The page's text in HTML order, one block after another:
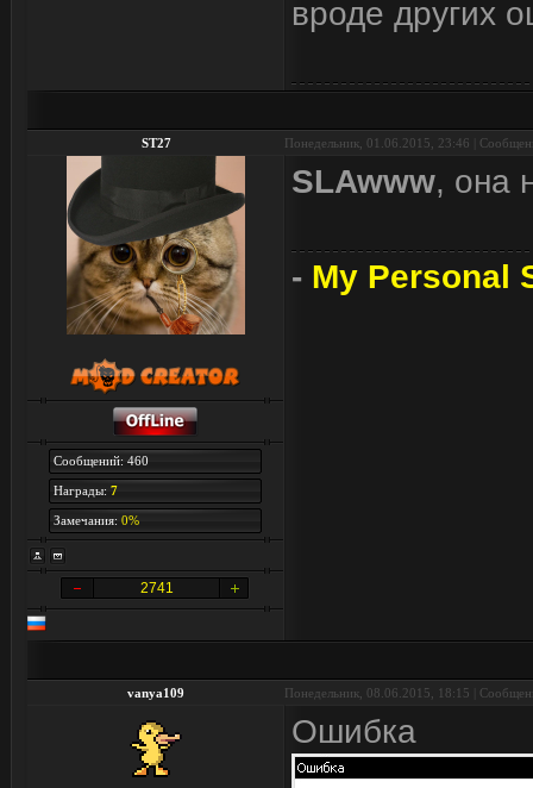
вроде других
ST27 Понедельник, 01.06.2015, 23:46 |
Сообщений: 460
Награды: 7
Замечания: 0%
2741
SLAwww, она
- My Personal
vanya109 Понедельник, 08.06.2015, 18:15 |
Ошибка